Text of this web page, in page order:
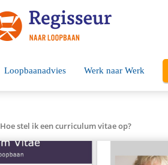
Loopbaanadvies Werk naar Werk
Hoe stel ik een curriculum vitae op?